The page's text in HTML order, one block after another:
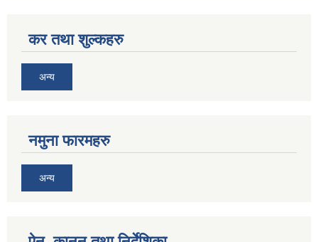
कर तथा शुल्कहरु
अन्य
नमुना फारमहरु
अन्य